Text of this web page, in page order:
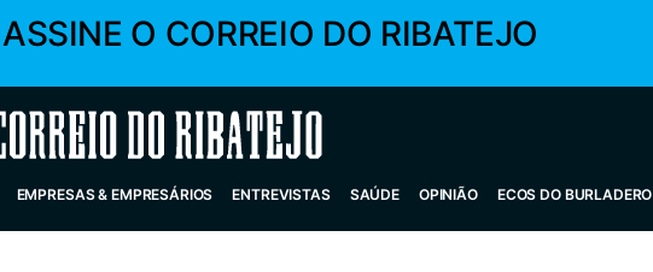
ASSINE O CORREIO DO RIBATEJO
Correio do Ribatejo
EMPRESAS & EMPRESÁRIOS ENTREVISTAS SAÚDE OPINIÃO ECOS DO BURLADERO